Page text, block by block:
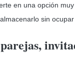
en una opción
sin